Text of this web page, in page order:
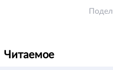
Читаемое